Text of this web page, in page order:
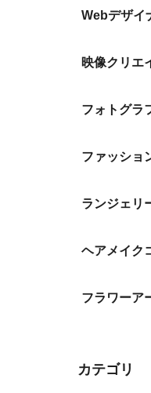
Webデザイ
映像クリエ
フォトグラ
ファッショ
ランジェリ
ヘアメイク
フラワーア
カテゴリ